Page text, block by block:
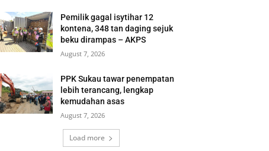
Pemilik gagal isytihar 12
kontena, 348 tan daging sejuk
beku dirampas – AKPS
August 7, 2026
PPK Sukau tawar penempatan
lebih terancang, lengkap
kemudahan asas
August 7, 2026
Load more